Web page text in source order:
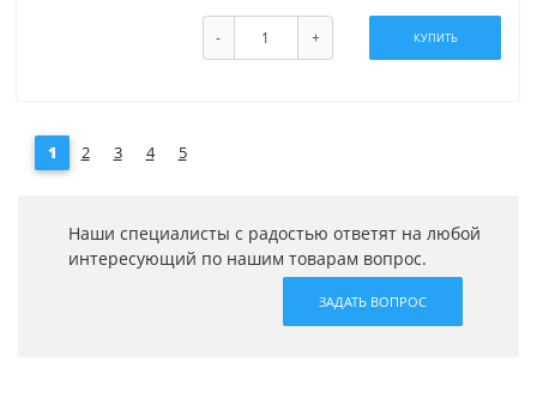
- + КУПИТЬ
1 2 3 4 5
Наши специалисты с радостью ответят на любой
интересующий по нашим товарам вопрос.
ЗАДАТЬ ВОПРОС